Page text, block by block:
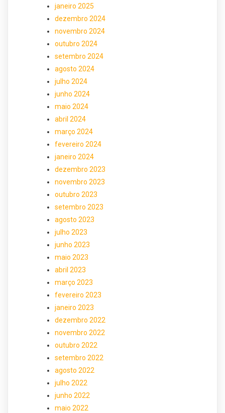
janeiro 2025
dezembro 2024
novembro 2024
outubro 2024
setembro 2024
agosto 2024
julho 2024
junho 2024
maio 2024
abril 2024
março 2024
fevereiro 2024
janeiro 2024
dezembro 2023
novembro 2023
outubro 2023
setembro 2023
agosto 2023
julho 2023
junho 2023
maio 2023
abril 2023
março 2023
fevereiro 2023
janeiro 2023
dezembro 2022
novembro 2022
outubro 2022
setembro 2022
agosto 2022
julho 2022
junho 2022
maio 2022